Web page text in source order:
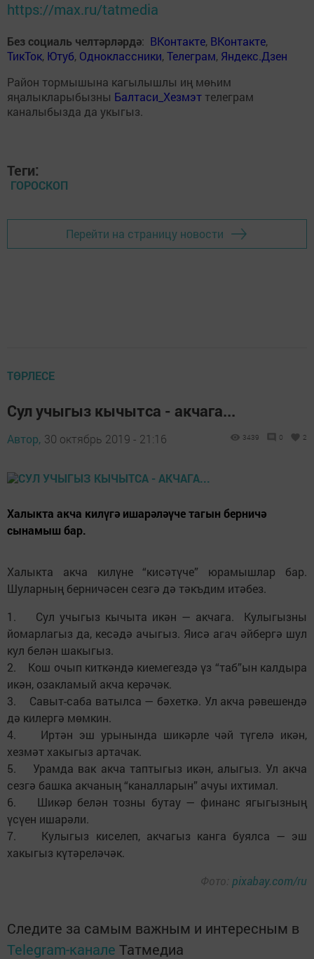
https://max.ru/tatmedia
Без социаль челтәрләрдә: ВКонтакте, ВКонтакте,
ТикТок, Ютуб, Одноклассники,Телеграм, Яндекс.Дзен
Район тормышына кагылышлы иң мөһим
яңалыкларыбызны Балтаси_Хезмэт телеграм
каналыбызда да укыгыз.
Теги:
ГОРОСКОП
Перейти на страницу новости
ТӨРЛЕСЕ
Сул учыгыз кычытса - акчага...
Автор, 30 октябрь 2019 - 21:16 3439 0 2
Халыкта акча килүгә ишарәләүче тагын берничә
сынамыш бар.
Халыкта акча килүне “кисәтүче” юрамышлар бар.
Шуларның берничәсен сезгә дә тәкъдим итәбез.
1. Сул учыгыз кычыта икән — акчага. Кулыгызны
йомарлагыз да, кесәдә ачыгыз. Яисә агач әйбергә шул
кул белән шакыгыз.
2. Кош очып киткәндә киемегездә үз “таб”ын калдыра
икән, озакламый акча керәчәк.
3. Савыт-саба ватылса — бәхеткә. Ул акча рәвешендә
дә килергә мөмкин.
4. Иртән эш урынында шикәрле чәй түгелә икән,
хезмәт хакыгыз артачак.
5. Урамда вак акча таптыгыз икән, алыгыз. Ул акча
сезгә башка акчаның “каналларын” ачуы ихтимал.
6. Шикәр белән тозны бутау — финанс ягыгызның
үсүен ишарәли.
7. Кулыгыз киселеп, акчагыз канга буялса — эш
хакыгыз күтәреләчәк.
Фото: pixabay.com/ru
Следите за самым важным и интересным в
Telegram-канале Татмедиа